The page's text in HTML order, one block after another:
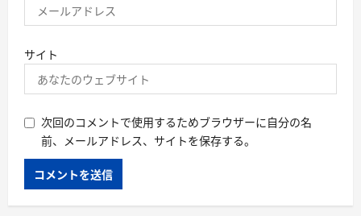
サイト
次回のコメントで使用するためブラウザーに自分の名
前、メールアドレス、サイトを保存する。